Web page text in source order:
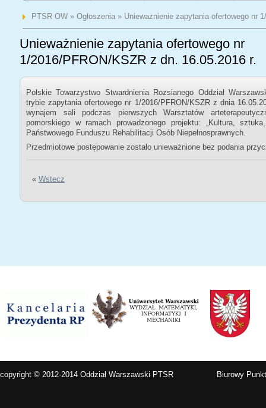
PTSR OW» Ogłoszenia» Unieważnienie zapytania ofertowego nr
Unieważnienie zapytania ofertowego nr
1/2016/PFRON/KSZR z dn. 16.05.2016 r.
Polskie Towarzystwo Stwardnienia Rozsianego Oddział
trybie zapytania ofertowego nr 1/2016/PFRON/KSZR z dnia
wynajem sali podczas pierwszych Warsztatów
pomorskiego w ramach prowadzonego projektu: „Kultura,
Państwowego Funduszu Rehabilitacji Osób Niepełnosprawnych.
Przedmiotowe postępowanie zostało unieważnione bez podania
« Wstecz
copyright © 2012-2014 Oddział Warszawski PTSR Biurowy